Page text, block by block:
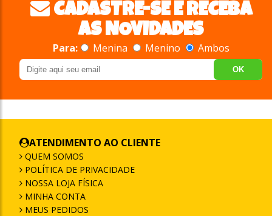
CADASTRE-SE E RECEBA
AS NOVIDADES
Para: Menina Menino Ambos
OK
ATENDIMENTO AO CLIENTE
QUEM SOMOS
POLÍTICA DE PRIVACIDADE
NOSSA LOJA FÍSICA
MINHA CONTA
MEUS PEDIDOS